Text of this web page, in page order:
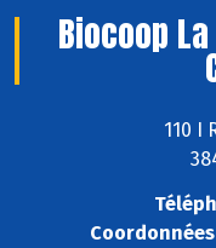
Biocoop
110 I
Coordonnées